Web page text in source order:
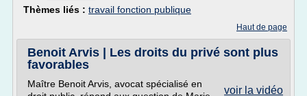
Thèmes liés : travail fonction publique
Haut de page
Benoit Arvis | Les droits du privé sont plus
favorables
voir la vidéo
Maître Benoit Arvis, avocat spécialisé en